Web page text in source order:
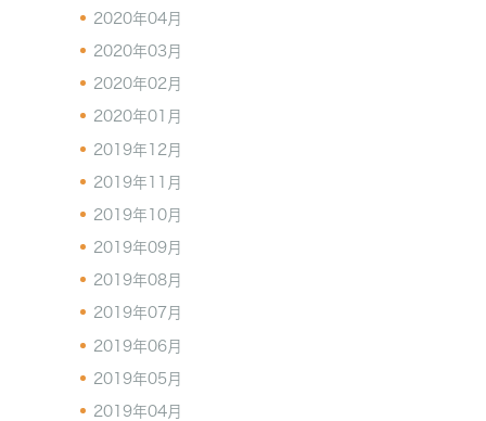
2020年04月
2020年03月
2020年02月
2020年01月
2019年12月
2019年11月
2019年10月
2019年09月
2019年08月
2019年07月
2019年06月
2019年05月
2019年04月